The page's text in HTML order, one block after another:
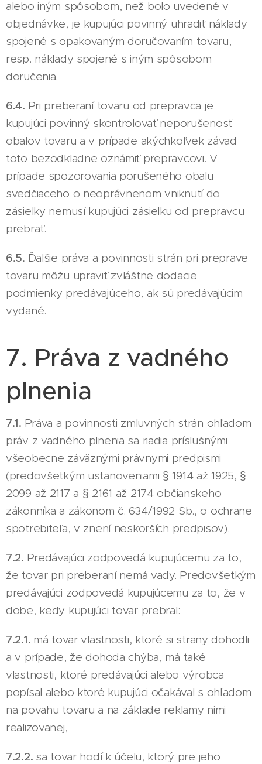
alebo iným spôsobom, než bolo uvedené v
objednávke, je kupujúci povinný uhradiť náklady
spojené s opakovaným doručovaním tovaru,
resp. náklady spojené s iným spôsobom
doručenia.
6.4. Pri preberaní tovaru od prepravca je
kupujúci povinný skontrolovať neporušenosť
obalov tovaru a v prípade akýchkoľvek závad
toto bezodkladne oznámiť prepravcovi. V
prípade spozorovania porušeného obalu
svedčiaceho o neoprávnenom vniknutí do
zásielky nemusí kupujúci zásielku od prepravcu
prebrať.
6.5. Ďalšie práva a povinnosti strán pri preprave
tovaru môžu upraviť zvláštne dodacie
podmienky predávajúceho, ak sú predávajúcim
vydané.
7. Práva z vadného
plnenia
7.1. Práva a povinnosti zmluvných strán ohľadom
práv z vadného plnenia sa riadia príslušnými
všeobecne záväznými právnymi predpismi
(predovšetkým ustanoveniami § 1914 až 1925, §
2099 až 2117 a § 2161 až 2174 občianskeho
zákonníka a zákonom č. 634/1992 Sb., o ochrane
spotrebiteľa, v znení neskorších predpisov).
7.2. Predávajúci zodpovedá kupujúcemu za to,
že tovar pri preberaní nemá vady. Predovšetkým
predávajúci zodpovedá kupujúcemu za to, že v
dobe, kedy kupujúci tovar prebral:
7.2.1. má tovar vlastnosti, ktoré si strany dohodli
a v prípade, že dohoda chýba, má také
vlastnosti, ktoré predávajúci alebo výrobca
popísal alebo ktoré kupujúci očakával s ohľadom
na povahu tovaru a na základe reklamy nimi
realizovanej,
7.2.2. sa tovar hodí k účelu, ktorý pre jeho